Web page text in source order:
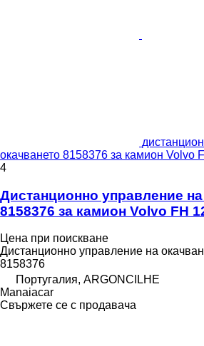
окачването 8158376 за камион Volvo
4
Дистанционно управление
8158376 за камион Volvo FH
Цена при поискване
Дистанционно управление на
8158376
Португалия, ARGONCILHE
Manaiacar
Свържете се с продавача